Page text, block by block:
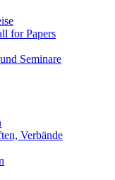
for Papers
Seminare
Verbände